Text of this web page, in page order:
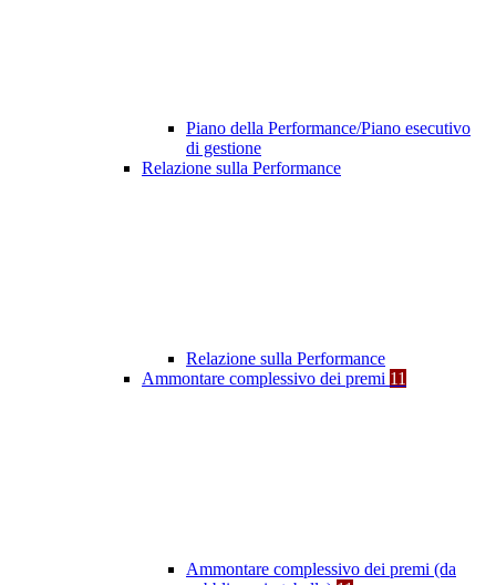
Piano della Performance/Piano esecutivo
di gestione
Relazione sulla Performance
Relazione sulla Performance
Ammontare complessivo dei premi 11
Ammontare complessivo dei premi (da